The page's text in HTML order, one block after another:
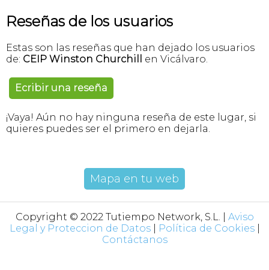
Reseñas de los usuarios
Estas son las reseñas que han dejado los usuarios
de: CEIP Winston Churchill en Vicálvaro.
Ecribir una reseña
¡Vaya! Aún no hay ninguna reseña de este lugar, si
quieres puedes ser el primero en dejarla.
Mapa en tu web
Copyright © 2022 Tutiempo Network, S.L. | Aviso
Legal y Proteccion de Datos| Política de Cookies|
Contáctanos